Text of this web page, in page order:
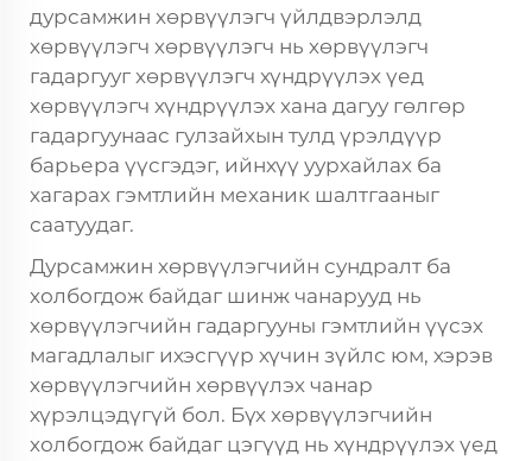
дурсамжин хөрвүүлэгч үйлдвэрлэлд
хөрвүүлэгч хөрвүүлэгч нь хөрвүүлэгч
гадаргууг хөрвүүлэгч хүндрүүлэх үед
хөрвүүлэгч хүндрүүлэх хана дагуу гөлгөр
гадаргуунаас гулзайхын тулд үрэлдүүр
барьера үүсгэдэг, ийнхүү уурхайлах ба
хагарах гэмтлийн механик шалтгааныг
саатуудаг.
Дурсамжин хөрвүүлэгчийн сундралт ба
холбогдож байдаг шинж чанарууд нь
хөрвүүлэгчийн гадаргууны гэмтлийн үүсэх
магадлалыг ихэсгүүр хүчин зүйлс юм, хэрэв
хөрвүүлэгчийн хөрвүүлэх чанар
хүрэлцэдүгүй бол. Бүх хөрвүүлэгчийн
холбогдож байдаг цэгүүд нь хүндрүүлэх үед